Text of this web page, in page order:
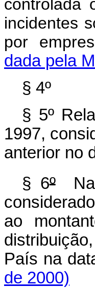
controlada
incidentes
por
dada pela
§ 4º
§ 5º
1997,
anterior no
§ 6ºNas
ao
País na
de 2000)